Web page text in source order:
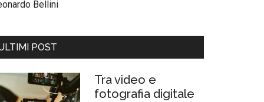
Bellini
POST
Tra video e
fotografia digitale